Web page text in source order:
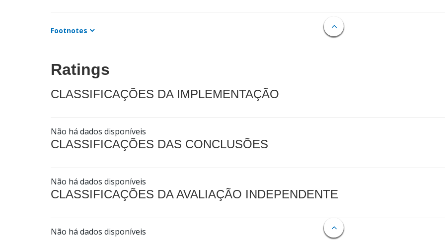
Footnotes
Ratings
CLASSIFICAÇÕES DA IMPLEMENTAÇÃO
Não há dados disponíveis
CLASSIFICAÇÕES DAS CONCLUSÕES
Não há dados disponíveis
CLASSIFICAÇÕES DA AVALIAÇÃO INDEPENDENTE
Não há dados disponíveis